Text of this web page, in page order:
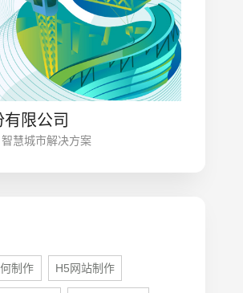
限公司
慧城市解决方案
制作 H5网站制作